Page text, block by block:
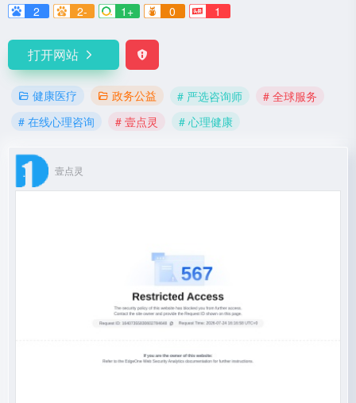
2
2- 1+ 0 1
打开网站
健康医疗 政务公益 # 严选咨询师
# 全球服务
# 在线心理咨询
# 壹点灵 # 心理健康
壹点灵